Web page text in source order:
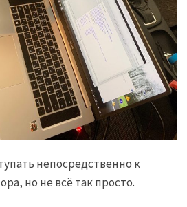
непосредственно к
но не всё так просто.